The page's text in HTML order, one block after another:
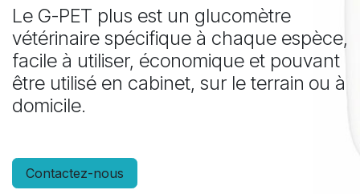
Le G-PET plus est un glucomètre
vétérinaire spécifique à chaque espèce,
facile à utiliser, économique et pouvant
être utilisé en cabinet, sur le terrain ou à
domicile.
Contactez-nous